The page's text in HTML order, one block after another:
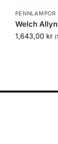
PENNLAMPOR
Welch
1,643,00 kr (